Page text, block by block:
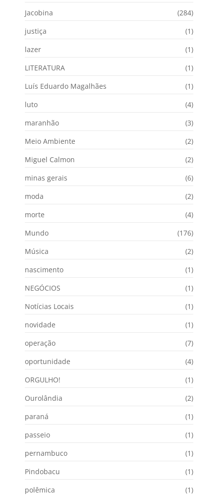
Jacobina
(284)
justiça
(1)
lazer
(1)
LITERATURA
(1)
Luís Eduardo Magalhães
(1)
luto
(4)
maranhão
(3)
Meio Ambiente
(2)
Miguel Calmon
(2)
minas gerais
(6)
moda
(2)
morte
(4)
Mundo
(176)
Música
(2)
nascimento
(1)
NEGÓCIOS
(1)
Notícias Locais
(1)
novidade
(1)
operação
(7)
oportunidade
(4)
ORGULHO!
(1)
Ourolândia
(2)
paraná
(1)
passeio
(1)
pernambuco
(1)
Pindobacu
(1)
polêmica
(1)